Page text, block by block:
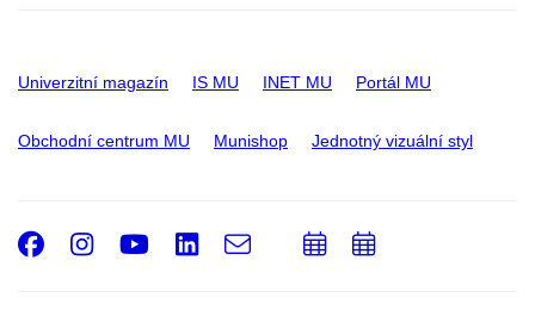
Univerzitní magazín IS MU INET MU Portál MU
Obchodní centrum MU Munishop Jednotný vizuální styl
Facebook
Instagram
Youtube
LinkedIn
e-
Email
PřidatPřidat